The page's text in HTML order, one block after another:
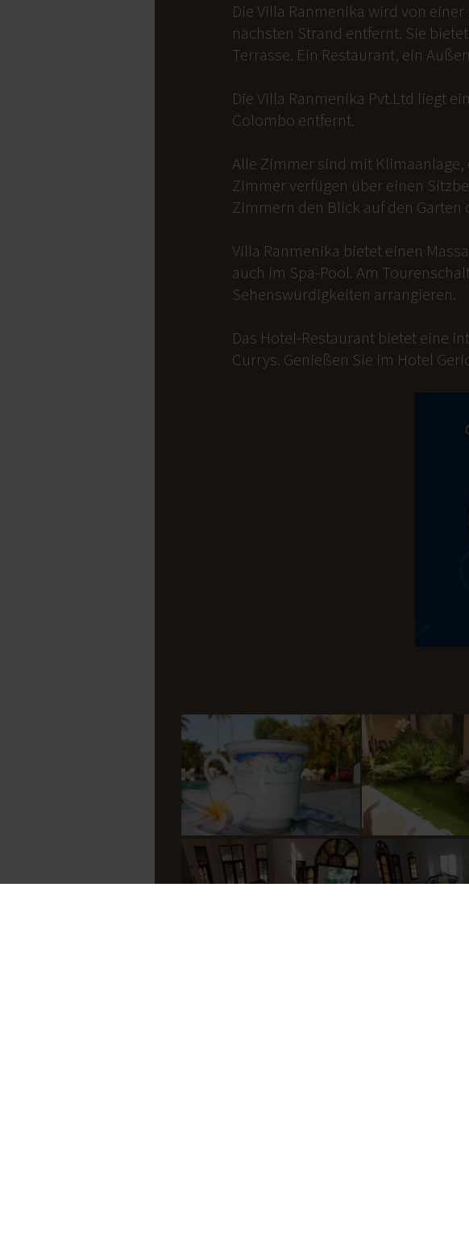
Die Villa Ranmenika wird von
nächsten Strand entfernt. Sie
Terrasse. Ein Restaurant, ein
Die Villa Ranmenika Pvt.Ltd liegt
Colombo entfernt.
Alle Zimmer sind mit
Zimmer verfügen über einen
Zimmern den Blick auf den Garten
Villa Ranmenika bietet einen
auch im Spa-Pool. Am
Sehenswürdigkeiten arrangieren.
Das Hotel-Restaurant bietet eine
Currys. Genießen Sie im Hotel